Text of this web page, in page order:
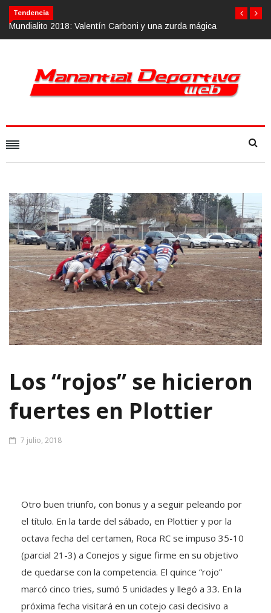
Tendencia
Calvario Race 2018, 10 de noviembre
Los “rojos” se hicieron
fuertes en Plottier
7 julio, 2018
Otro buen triunfo, con bonus y a seguir peleando por
el título. En la tarde del sábado, en Plottier y por la
octava fecha del certamen, Roca RC se impuso 35-10
(parcial 21-3) a Conejos y sigue firme en su objetivo
de quedarse con la competencia. El quince “rojo”
marcó cinco tries, sumó 5 unidades y llegó a 33. En la
próxima fecha visitará en un cotejo casi decisivo a